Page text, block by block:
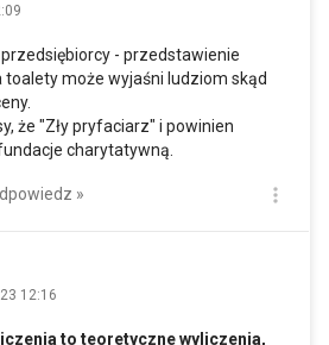
przedsiębiorcy - przedstawienie
może wyjaśni ludziom skąd
że "Zły pryfaciarz" i powinien
charytatywną.
»
12:16
to teoretyczne wyliczenia,